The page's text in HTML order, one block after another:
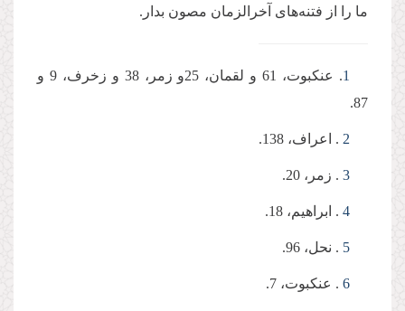
ما را از فتنه‌های آخرالزمان مصون بدار.
1
. عنکبوت، 61 و لقمان، 25و زمر، 38 و زخرف، 9 و
87.
2 . اعراف، 138.
3 . زمر، 20.
4 . ابراهیم، 18.
5 . نحل، 96.
6 . عنکبوت، 7.